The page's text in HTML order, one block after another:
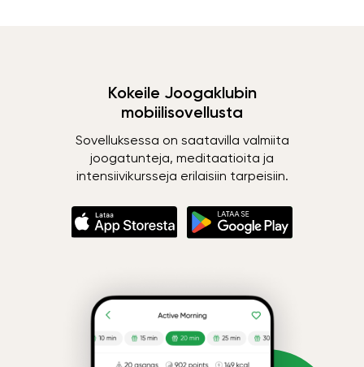
Kokeile Joogaklubin
mobiilisovellusta
Sovelluksessa on saatavilla valmiita
joogatunteja, meditaatioita ja
intensiivikursseja erilaisiin tarpeisiin.